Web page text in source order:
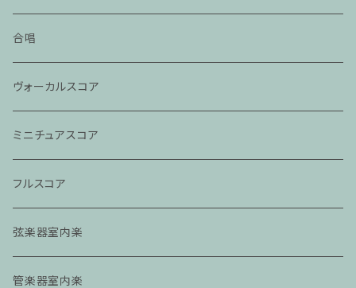
合唱
ヴォーカルスコア
ミニチュアスコア
フルスコア
弦楽器室内楽
管楽器室内楽